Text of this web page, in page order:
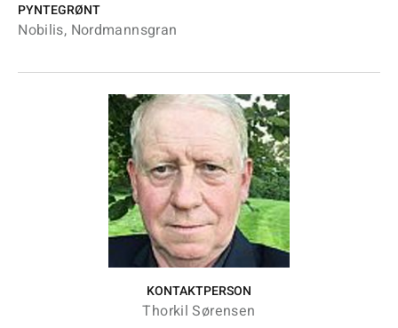
PYNTEGRØNT
Nobilis, Nordmannsgran
KONTAKTPERSON
Thorkil Sørensen